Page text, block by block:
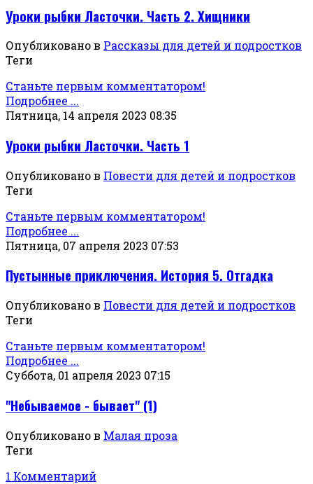
Уроки рыбки Ласточки. Часть 2. Хищники
Опубликовано в Рассказы для детей и подростков
Теги
Станьте первым комментатором!
Подробнее ...
Пятница, 14 апреля 2023 08:35
Уроки рыбки Ласточки. Часть 1
Опубликовано в Повести для детей и подростков
Теги
Станьте первым комментатором!
Подробнее ...
Пятница, 07 апреля 2023 07:53
Пустынные приключения. История 5. Отгадка
Опубликовано в Повести для детей и подростков
Теги
Станьте первым комментатором!
Подробнее ...
Суббота, 01 апреля 2023 07:15
"Небываемое - бывает" (1)
Опубликовано в Малая проза
Теги
1 Комментарий